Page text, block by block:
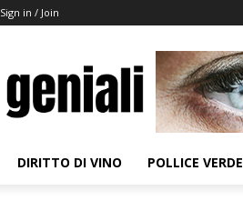
Sign in / Join
DIRITTO DI VINO POLLICE VERDE